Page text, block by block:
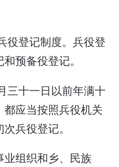
役登记制度。兵役登
预备役登记。
三十一日以前年满十
应当按照兵役机关
兵役登记。
组织和乡、民族